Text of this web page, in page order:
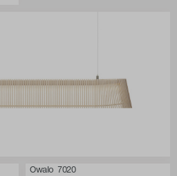
Owalo 7020